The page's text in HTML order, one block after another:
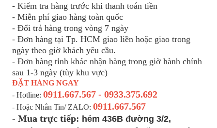
- Kiểm tra hàng trước khi thanh toán tiền
- Miễn phí giao hàng toàn quốc
- Đổi trả hàng trong vòng 7 ngày
- Đơn hàng tại Tp. HCM giao liền hoặc giao trong
ngày theo giờ khách yêu cầu.
- Đơn hàng tỉnh khác nhận hàng trong giờ hành chính
sau 1-3 ngày (tùy khu vực)
ĐẶT HÀNG NGAY
- Hotline: 0911.667.567 - 0933.375.692
- Hoặc Nhắn Tin/ ZALO: 0911.667.567
- Mua trực tiếp: hẻm 436B đường 3/2,